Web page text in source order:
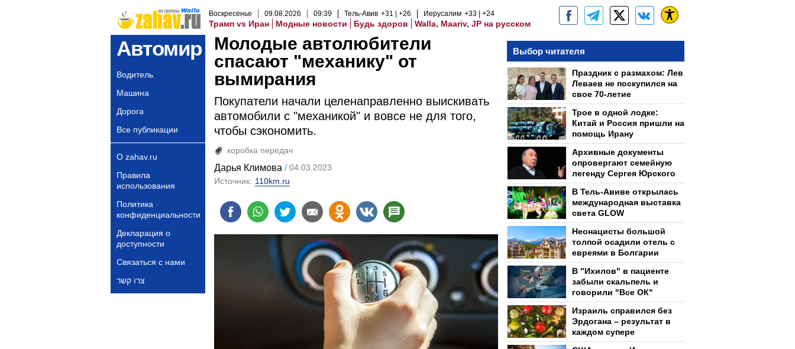
Воскресенье 09.08.2026 09:39 Тель-Авив +31 +26 Иерусалим +33 +24
Трамп vs Иран Модные новости Будь здоров Walla, Maariv, JP на русском
Автомир
Водитель
Машина
Дорога
Все публикации
О zahav.ru
Правила
использования
Политика
конфиденциальности
Декларация о
доступности
Связаться с нами
צרו קשר
Молодые автолюбители
спасают "механику" от
вымирания
Покупатели начали целенаправленно выискивать
автомобили с "механикой" и вовсе не для того,
чтобы сэкономить.
коробка передач
Дарья Климова
04.03.2023
Источник: 110km.ru
Выбор читателя
Праздник с размахом: Лев
Леваев не поскупился на
свое 70-летие
Трое в одной лодке:
Китай и Россия пришли на
помощь Ирану
Архивные документы
опровергают семейную
легенду Сергея Юрского
В Тель-Авиве открылась
международная выставка
света GLOW
Неонацисты большой
толпой осадили отель с
евреями в Болгарии
В "Ихилов" в пациенте
забыли скальпель и
говорили "Все ОК"
Израиль справился без
Эрдогана – результат в
каждом супере